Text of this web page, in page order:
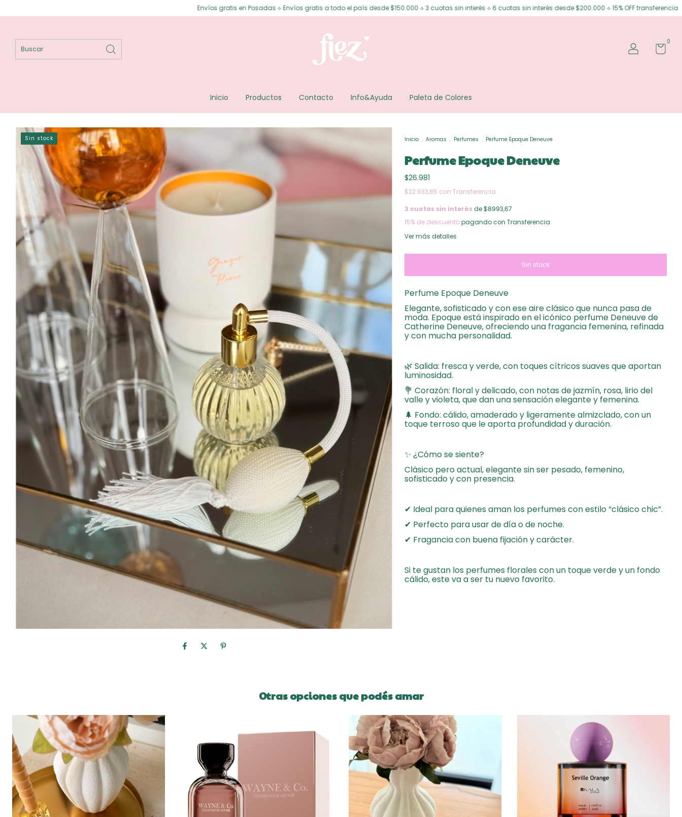
Envíos gratis en Posadas ⟡ Envíos gratis a todo el país desde $150.000 ⟡ 3 cuotas sin interés ⟡ 6 cuotas sin interés desde $200.000 ⟡ 15% OFF transferencia Envíos gratis
0
Inicio Productos Contacto Info&Ayuda Paleta de Colores
Sin stock Inicio . Aromas . Perfumes . Perfume Epoque Deneuve
Perfume Epoque Deneuve
$26.981
$22.933,85 con Transferencia
3 cuotas sin interésde $8993,67
15% de descuentopagando con Transferencia
Ver más detalles
Perfume Epoque Deneuve
Elegante, sofisticado y con ese aire clásico que nunca pasa de
moda. Epoque está inspirado en el icónico perfume Deneuve de
Catherine Deneuve, ofreciendo una fragancia femenina, refinada
y con mucha personalidad.
🌿 Salida: fresca y verde, con toques cítricos suaves que aportan
luminosidad.
💐 Corazón: floral y delicado, con notas de jazmín, rosa, lirio del
valle y violeta, que dan una sensación elegante y femenina.
🌲 Fondo: cálido, amaderado y ligeramente almizclado, con un
toque terroso que le aporta profundidad y duración.
✨ ¿Cómo se siente?
Clásico pero actual, elegante sin ser pesado, femenino,
sofisticado y con presencia.
✔ Ideal para quienes aman los perfumes con estilo “clásico chic”.
✔ Perfecto para usar de día o de noche.
✔ Fragancia con buena fijación y carácter.
Si te gustan los perfumes florales con un toque verde y un fondo
cálido, este va a ser tu nuevo favorito.
Otras opciones que podés amar